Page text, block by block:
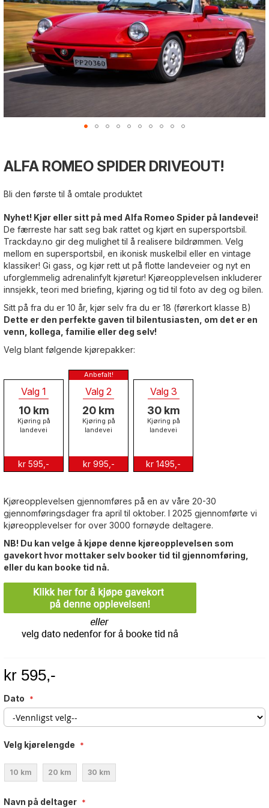
begynnelsen
bildegalleri
slutten
bildegalleri
begynnelsen
bildegalleri
ALFA ROMEO SPIDER DRIVEOUT!
Bli den første til å omtale produktet
Nyhet! Kjør eller sitt på med Alfa Romeo Spider på landevei!
De færreste har satt seg bak rattet og kjørt en supersportsbil.
Trackday.no gir deg mulighet til å realisere bildrømmen. Velg
mellom en supersportsbil, en ikonisk muskelbil eller en vintage
klassiker! Gi gass, og kjør rett ut på flotte landeveier og nyt en
uforglemmelig adrenalinfylt kjøretur! Kjøreopplevelsen inkluderer
innsjekk, teori med briefing, kjøring og tid til foto av deg og bilen.
Sitt på fra du er 10 år, kjør selv fra du er 18 (førerkort klasse B)
Dette er den perfekte gaven til bilentusiasten, om det er en
venn, kollega, familie eller deg selv!
Velg blant følgende kjørepakker:
Valg 1
10 km
Kjøring på
landevei
kr 595,-
Valg 2
20 km
Kjøring på
landevei
kr 995,-
Valg 3
30 km
Kjøring på
landevei
kr 1495,-
Kjøreopplevelsen gjennomføres på en av våre 20-30
gjennomføringsdager fra april til oktober. I 2025 gjennomførte vi
kjøreopplevelser for over 3000 fornøyde deltagere.
NB! Du kan velge å kjøpe denne kjøreopplevelsen som
gavekort hvor mottaker selv booker tid til gjennomføring,
eller du kan booke tid nå.
kr 595,-
Dato
Velg kjørelengde
10 km 20 km 30 km
Navn på deltager